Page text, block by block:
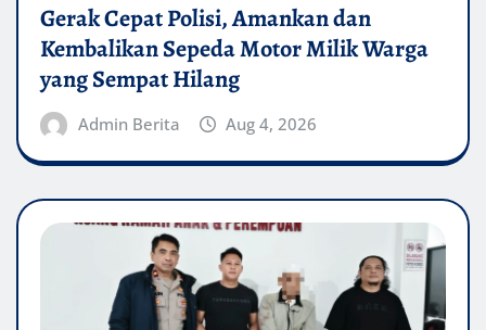
Gerak Cepat Polisi, Amankan dan
Kembalikan Sepeda Motor Milik Warga
yang Sempat Hilang
Admin Berita Aug 4, 2026